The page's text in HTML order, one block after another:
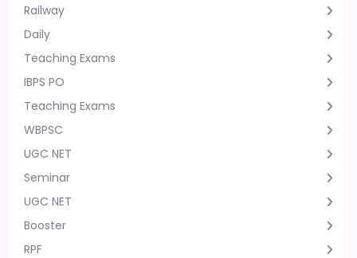
Railway
Daily
Teaching Exams
IBPS PO
Teaching Exams
WBPSC
UGC NET
Seminar
UGC NET
Booster
RPF